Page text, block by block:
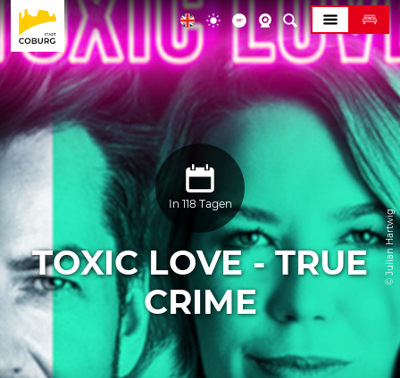
© Julian Hartwig
In 118 Tagen
TOXIC LOVE - TRUE
CRIME